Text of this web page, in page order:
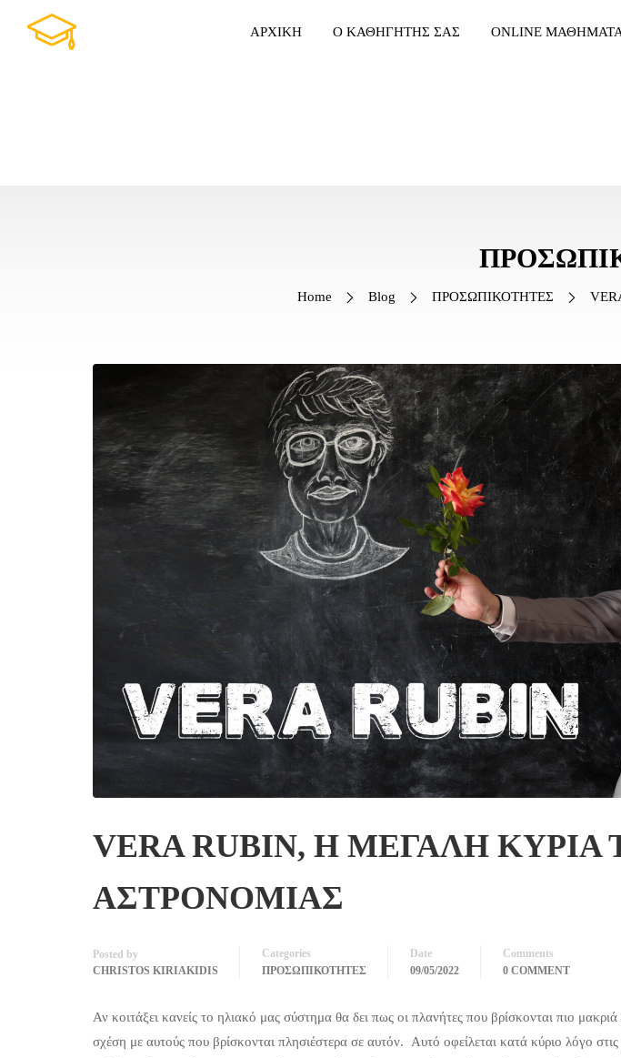
ΑΡΧΙΚΗ Ο ΚΑΘΗΓΗΤΗΣ ΣΑΣ ONLINE
Home Blog ΠΡΟΣΩΠΙΚΟΤΗΤΕΣ
VERA RUBIN, Η ΜΕΓΑΛΗ ΚΥΡΙΑ
ΑΣΤΡΟΝΟΜΙΑΣ
Posted by
CHRISTOS KIRIAKIDIS
Categories
ΠΡΟΣΩΠΙΚΟΤΗΤΕΣ
Date
09/05/2022
Comments
0 COMMENT
Αν κοιτάξει κανείς το ηλιακό μας σύστημα θα δει πως οι πλανήτες που βρίσκονται πιο
σχέση με αυτούς που βρίσκονται πλησιέστερα σε αυτόν. Αυτό οφείλεται κατά κύριο λόγο στις